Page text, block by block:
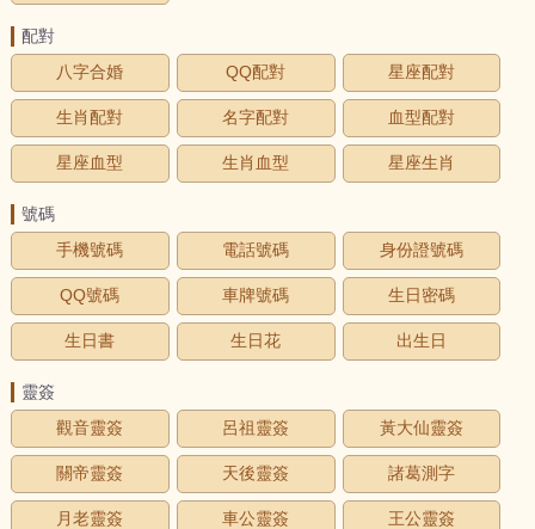
配對
八字合婚
QQ配對 星座配對
生肖配對 名字配對 血型配對
星座血型 生肖血型 星座生肖
號碼
手機號碼
電話號碼 身份證號碼
QQ號碼 車牌號碼 生日密碼
生日書 生日花 出生日
靈簽
觀音靈簽
呂祖靈簽 黃大仙靈簽
關帝靈簽 天後靈簽 諸葛測字
月老靈簽 車公靈簽 王公靈簽